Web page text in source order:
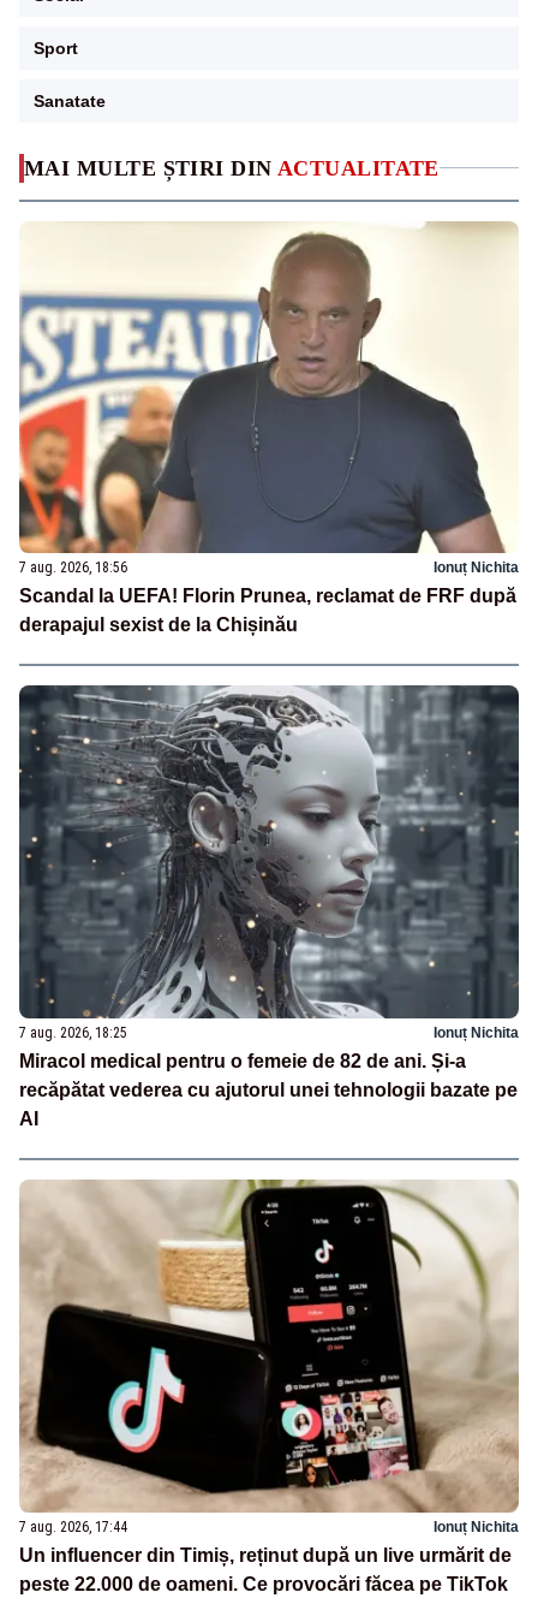
MAI MULTE ȘTIRI DIN ACTUALITATE
7 aug. 2026, 18:56 Ionuț Nichita
Scandal la UEFA! Florin Prunea, reclamat de FRF după
derapajul sexist de la Chișinău
7 aug. 2026, 18:25 Ionuț Nichita
Miracol medical pentru o femeie de 82 de ani. Și-a
recăpătat vederea cu ajutorul unei tehnologii bazate pe
AI
7 aug. 2026, 17:44 Ionuț Nichita
Un influencer din Timiș, reținut după un live urmărit de
peste 22.000 de oameni. Ce provocări făcea pe TikTok
Sport
Sanatate